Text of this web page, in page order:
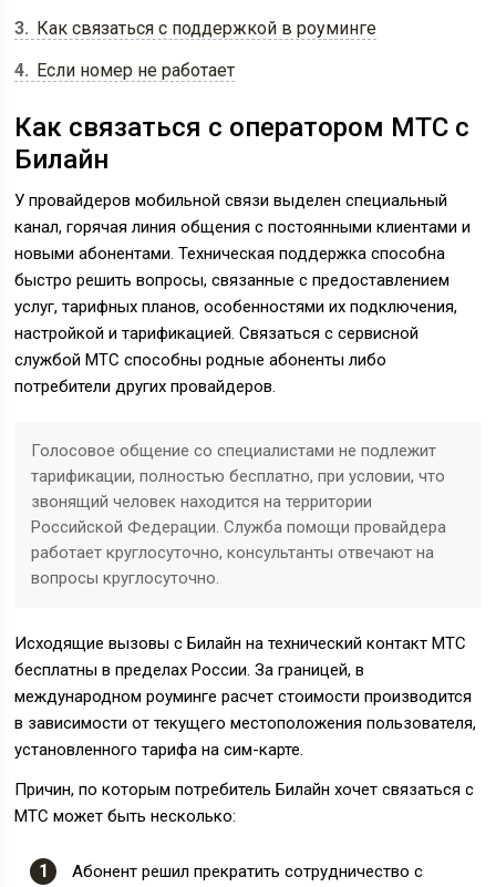
3
Как связаться с поддержкой в роуминге
4
Если номер не работает
Как связаться с оператором МТС с
Билайн
У провайдеров мобильной связи выделен специальный
канал, горячая линия общения с постоянными клиентами и
новыми абонентами. Техническая поддержка способна
быстро решить вопросы, связанные с предоставлением
услуг, тарифных планов, особенностями их подключения,
настройкой и тарификацией. Связаться с сервисной
службой МТС способны родные абоненты либо
потребители других провайдеров.
Голосовое общение со специалистами не подлежит
тарификации, полностью бесплатно, при условии, что
звонящий человек находится на территории
Российской Федерации. Служба помощи провайдера
работает круглосуточно, консультанты отвечают на
вопросы круглосуточно.
Исходящие вызовы с Билайн на технический контакт МТС
бесплатны в пределах России. За границей, в
международном роуминге расчет стоимости производится
в зависимости от текущего местоположения пользователя,
установленного тарифа на сим-карте.
Причин, по которым потребитель Билайн хочет связаться с
МТС может быть несколько:
Абонент решил прекратить сотрудничество с